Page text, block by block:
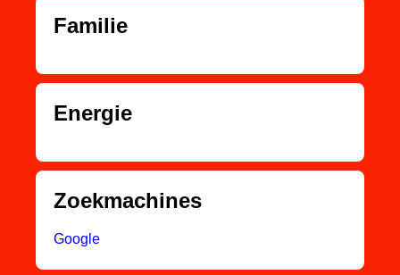
Familie
Energie
Zoekmachines
Google